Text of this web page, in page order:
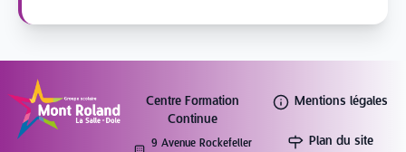
Centre Formation
Continue
9 Avenue Rockefeller
Mentions légales
Plan du site